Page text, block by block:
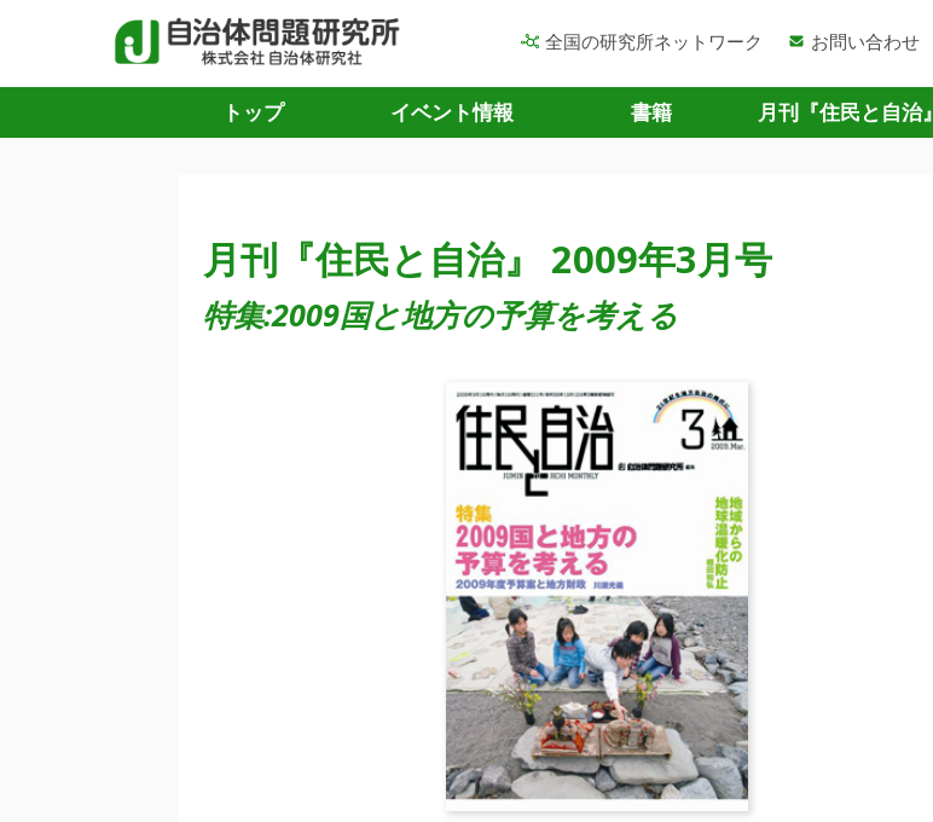
全国の研究所ネットワーク お問い合わせ
トップ イベント情報 書籍 月刊『住民と自治』
月刊『住民と自治』 2009年3月号
特集:2009国と地方の予算を考える